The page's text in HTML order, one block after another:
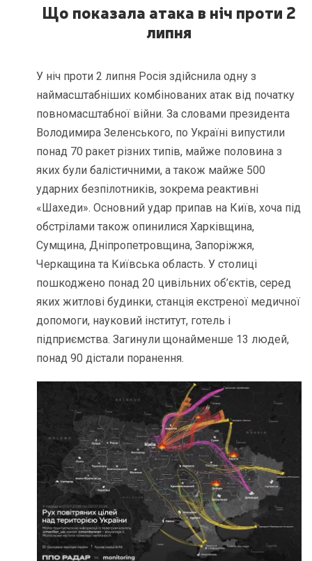
Що показала атака в ніч проти 2
липня
У ніч проти 2 липня Росія здійснила одну з
наймасштабніших комбінованих атак від початку
повномасштабної війни. За словами президента
Володимира Зеленського, по Україні випустили
понад 70 ракет різних типів, майже половина з
яких були балістичними, а також майже 500
ударних безпілотників, зокрема реактивні
«Шахеди». Основний удар припав на Київ, хоча під
обстрілами також опинилися Харківщина,
Сумщина, Дніпропетровщина, Запоріжжя,
Черкащина та Київська область. У столиці
пошкоджено понад 20 цивільних об’єктів, серед
яких житлові будинки, станція екстреної медичної
допомоги, науковий інститут, готель і
підприємства. Загинули щонайменше 13 людей,
понад 90 дістали поранення.